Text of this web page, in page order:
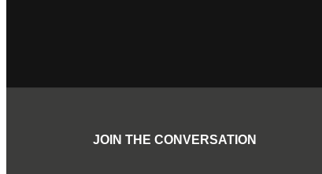
JOIN THE CONVERSATION